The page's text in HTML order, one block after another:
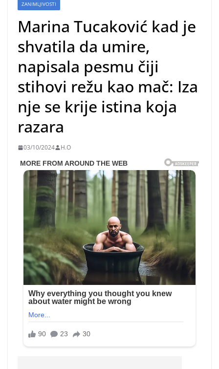
ZANIMLJIVOSTI
Marina Tucaković kad je
shvatila da umire,
napisala pesmu čiji
stihovi režu kao mač: Iza
nje se krije istina koja
razara
03/10/2024 H.O